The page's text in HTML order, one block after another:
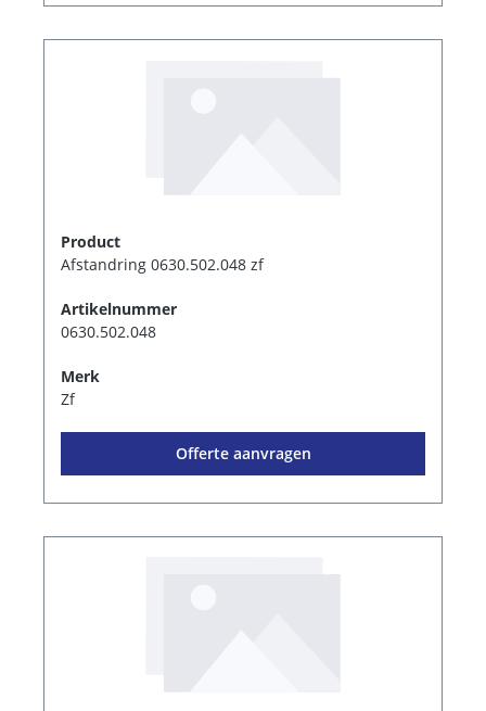
Product
Afstandring 0630.502.048 zf
Artikelnummer
0630.502.048
Merk
Zf
Offerte aanvragen